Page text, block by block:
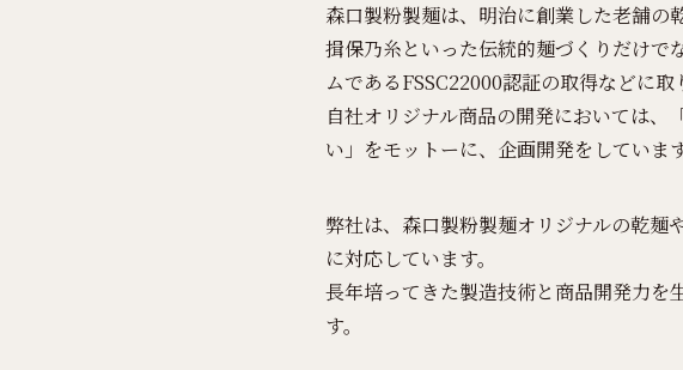
森口製粉製麺は、明治に創業した老舗の
揖保乃糸といった伝統的麺づくりだけで
ムであるFSSC22000認証の取得などに取
自社オリジナル商品の開発においては
い」をモットーに、企画開発をしています
弊社は、森口製粉製麺オリジナルの乾
に対応しています。
長年培ってきた製造技術と商品開発力を
す。